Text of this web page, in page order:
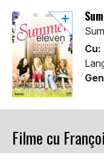
Cu:
Filme cu